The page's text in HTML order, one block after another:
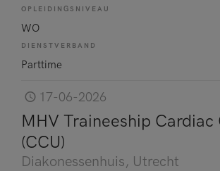
OPLEIDINGSNIVEAU
WO
DIENSTVERBAND
Parttime
17-06-2026
MHV Traineeship Cardiac
(CCU)
Diakonessenhuis, Utrecht